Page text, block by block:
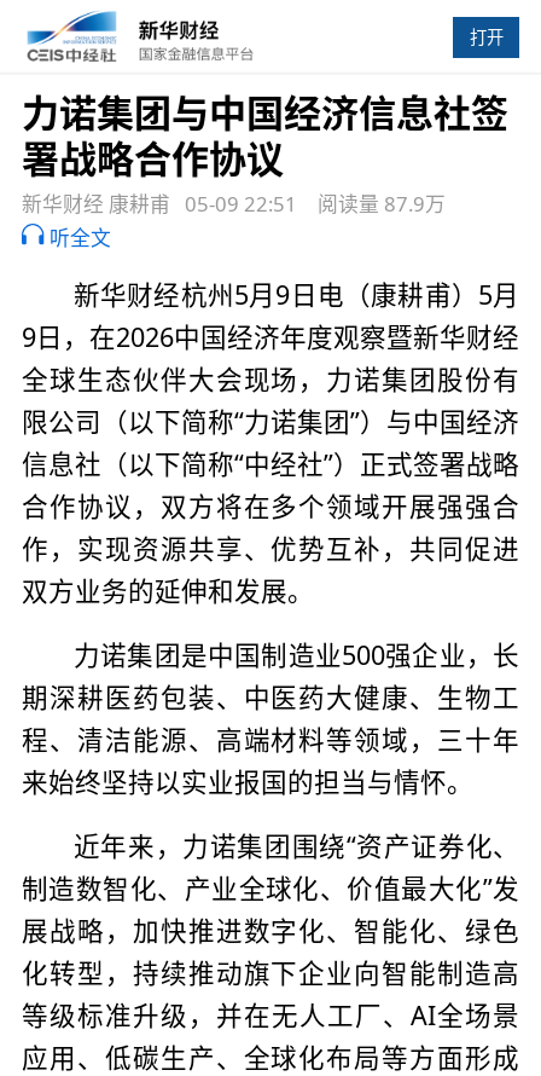
打开
力诺集团与中国经济信息社签
署战略合作协议
新华财经 康耕甫 05-09 22:51
阅读量 87.9万
听全文
新华财经杭州5月9日电（康耕甫）5月
9日，在2026中国经济年度观察暨新华财经
全球生态伙伴大会现场，力诺集团股份有
限公司（以下简称“力诺集团”）与中国经济
信息社（以下简称“中经社”）正式签署战略
合作协议，双方将在多个领域开展强强合
作，实现资源共享、优势互补，共同促进
双方业务的延伸和发展。
力诺集团是中国制造业500强企业，长
期深耕医药包装、中医药大健康、生物工
程、清洁能源、高端材料等领域，三十年
来始终坚持以实业报国的担当与情怀。
近年来，力诺集团围绕“资产证券化、
制造数智化、产业全球化、价值最大化”发
展战略，加快推进数字化、智能化、绿色
化转型，持续推动旗下企业向智能制造高
等级标准升级，并在无人工厂、AI全场景
应用、低碳生产、全球化布局等方面形成